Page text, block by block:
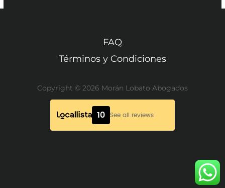
FAQ
Términos y Condiciones
Copyright © 2026 Morán Lobato Abogados